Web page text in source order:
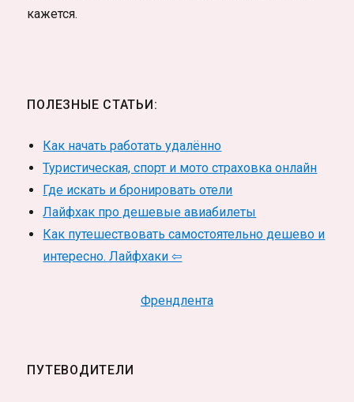
кажется.
ПОЛЕЗНЫЕ СТАТЬИ:
Как начать работать удалённо
Туристическая, спорт и мото страховка онлайн
Где искать и бронировать отели
Лайфхак про дешевые авиабилеты
Как путешествовать самостоятельно дешево и
интересно. Лайфхаки ⇦
Френдлента
ПУТЕВОДИТЕЛИ